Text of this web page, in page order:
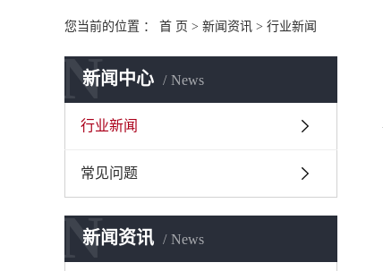
您当前的位置 ： 首 页 > 新闻资讯 > 行业新闻
新闻中心 News
N
行业新闻
常见问题
新闻资讯 News
N